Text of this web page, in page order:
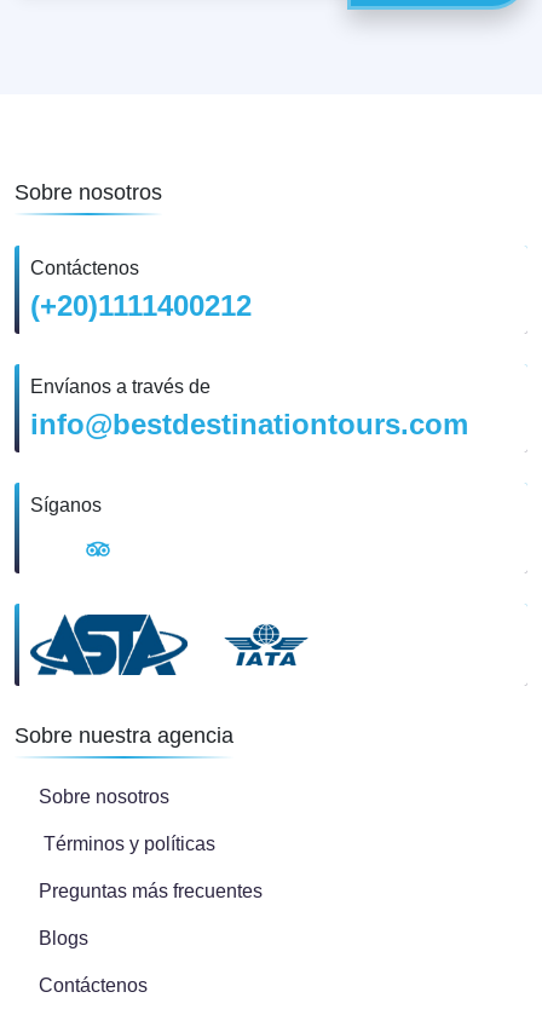
Sobre nosotros
Contáctenos
(+20)1111400212
Envíanos a través de
info@bestdestinationtours.com
Síganos
Sobre nuestra agencia
Sobre nosotros
Términos y políticas
Preguntas más frecuentes
Blogs
Contáctenos